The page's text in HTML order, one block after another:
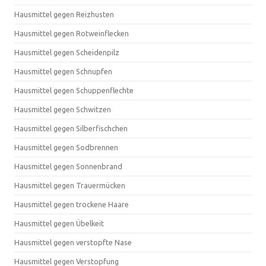
Hausmittel gegen Reizhusten
Hausmittel gegen Rotweinflecken
Hausmittel gegen Scheidenpilz
Hausmittel gegen Schnupfen
Hausmittel gegen Schuppenflechte
Hausmittel gegen Schwitzen
Hausmittel gegen Silberfischchen
Hausmittel gegen Sodbrennen
Hausmittel gegen Sonnenbrand
Hausmittel gegen Trauermücken
Hausmittel gegen trockene Haare
Hausmittel gegen Übelkeit
Hausmittel gegen verstopfte Nase
Hausmittel gegen Verstopfung